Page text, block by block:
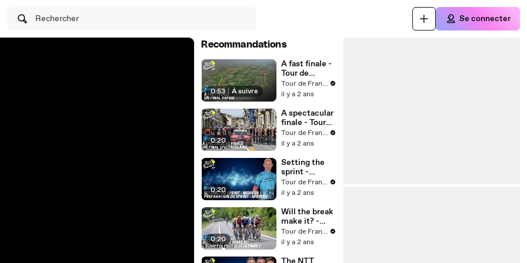
Rechercher Se connecter
Recommandations
0:53 | À suivre
A fast finale -
Tour de
France 2024
Tour de France™
il y a 2 ans
0:20
A spectacular
finale - Tour
de France
2024
Tour de France™
il y a 2 ans
0:20
Setting the
sprint -
Morkov - Tour
de France
Tour de France™
il y a 2 ans
0:20
Will the break
make it? -
Tour de
France 2024
Tour de France™
il y a 2 ans